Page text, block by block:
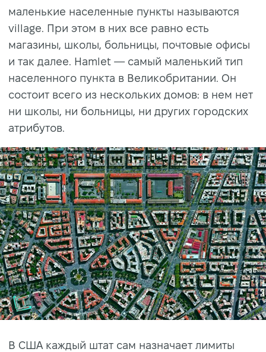
маленькие населенные пункты называются
village. При этом в них все равно есть
магазины, школы, больницы, почтовые офисы
и так далее. Hamlet — самый маленький тип
населенного пункта в Великобритании. Он
состоит всего из нескольких домов: в нем нет
ни школы, ни больницы, ни других городских
атрибутов.
В США каждый штат сам назначает лимиты